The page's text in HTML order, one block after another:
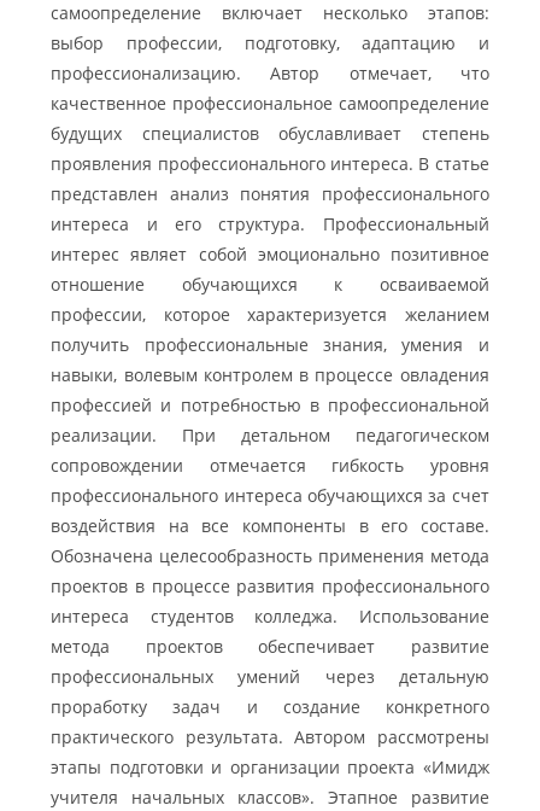
самоопределение включает несколько этапов:
выбор профессии, подготовку, адаптацию и
профессионализацию. Автор отмечает, что
качественное профессиональное самоопределение
будущих специалистов обуславливает степень
проявления профессионального интереса. В статье
представлен анализ понятия профессионального
интереса и его структура. Профессиональный
интерес являет собой эмоционально позитивное
отношение обучающихся к осваиваемой
профессии, которое характеризуется желанием
получить профессиональные знания, умения и
навыки, волевым контролем в процессе овладения
профессией и потребностью в профессиональной
реализации. При детальном педагогическом
сопровождении отмечается гибкость уровня
профессионального интереса обучающихся за счет
воздействия на все компоненты в его составе.
Обозначена целесообразность применения метода
проектов в процессе развития профессионального
интереса студентов колледжа. Использование
метода проектов обеспечивает развитие
профессиональных умений через детальную
проработку задач и создание конкретного
практического результата. Автором рассмотрены
этапы подготовки и организации проекта «Имидж
учителя начальных классов». Этапное развитие